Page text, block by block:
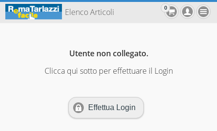
Elenco Articoli 0
Utente non collegato.
Clicca qui sotto per effettuare il Login
Effettua Login